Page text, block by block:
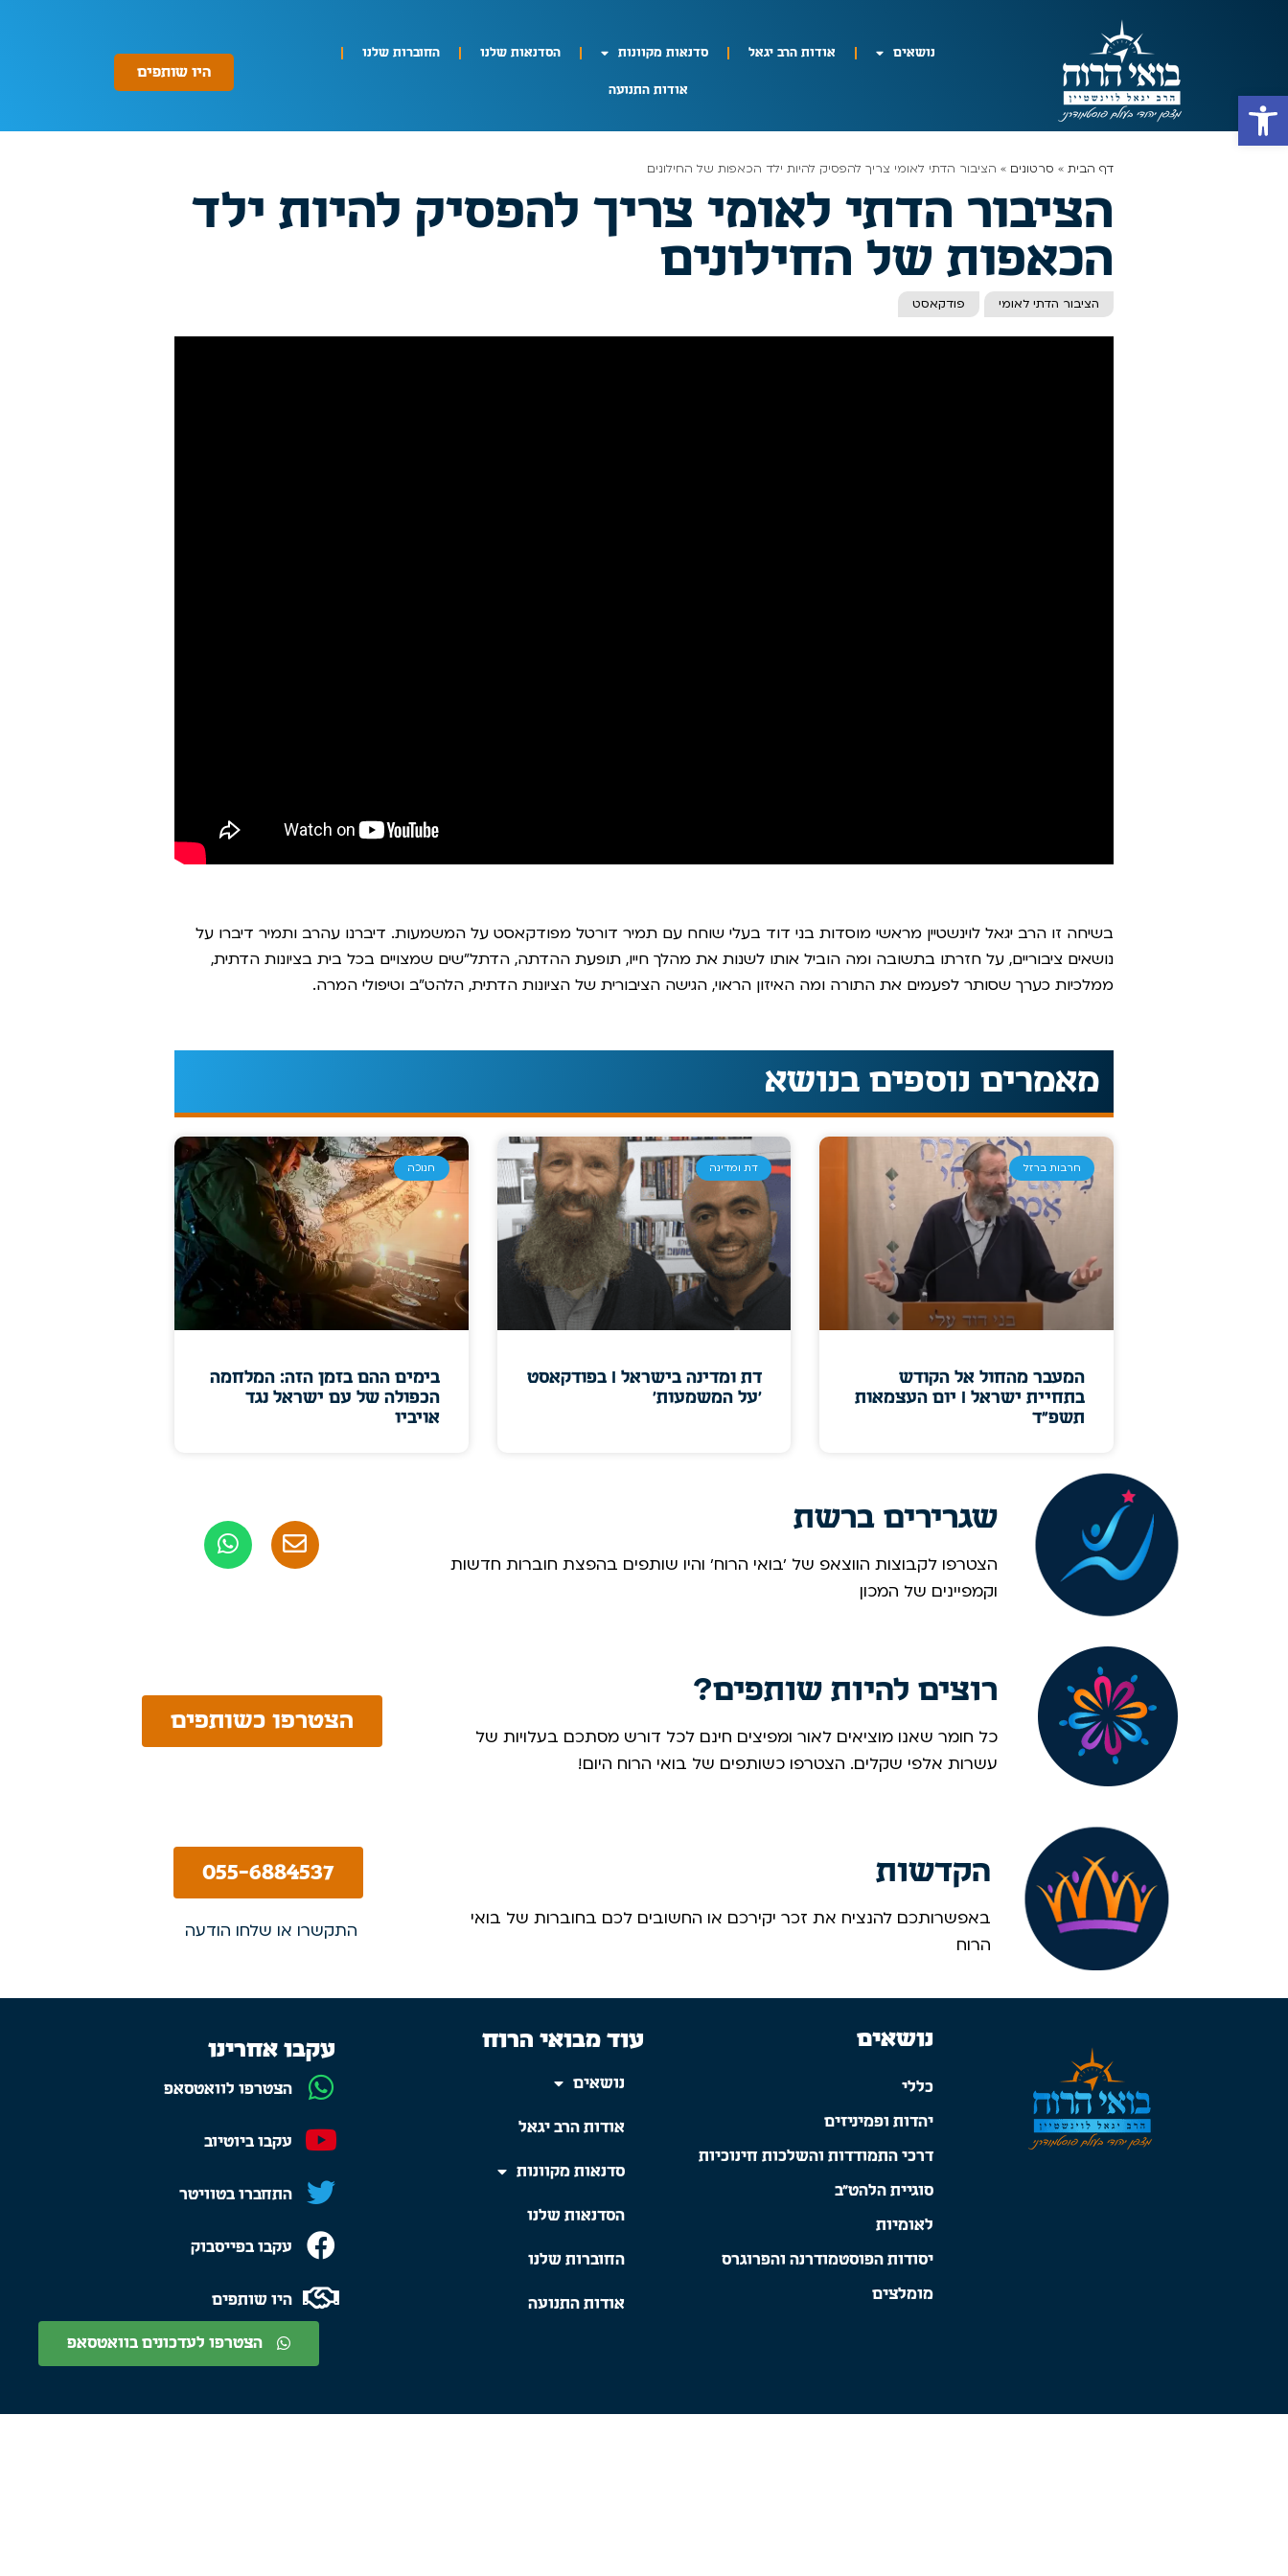
פתח סרגל נגישות
נושאים אודות הרב יגאל סדנאות מקוונות הסדנאות שלנו החוברות שלנו
אודות התנועה
היו שותפים
דף הבית » סרטונים » הציבור הדתי לאומי צריך להפסיק להיות ילד הכאפות של החילונים
הציבור הדתי לאומי צריך להפסיק להיות ילד
הכאפות של החילונים
הציבור הדתי לאומי פודקאסט
בשיחה זו הרב יגאל לוינשטיין מראשי מוסדות בני דוד בעלי שוחח עם תמיר דורטל מפודקאסט על המשמעות. דיברנו עהרב ותמיר דיברו על
נושאים ציבוריים, על חזרתו בתשובה ומה הוביל אותו לשנות את מהלך חייו, תופעת ההדתה, הדתל”שים שמצויים בכל בית בציונות הדתית,
ממלכיות כערך שסותר לפעמים את התורה ומה האיזון הראוי, הגישה הציבורית של הציונות הדתית, הלהט”ב וטיפולי המרה.
מאמרים נוספים בנושא
חרבות ברזל
המעבר מהחול אל הקודש
בתחיית ישראל I יום העצמאות
תשפ"ד
דת ומדינה
דת ומדינה בישראל I בפודקאסט
'על המשמעות'
חנוכה
בימים ההם בזמן הזה: המלחמה
הכפולה של עם ישראל נגד
אויביו
שגרירים ברשת
הצטרפו לקבוצות הווצאפ של 'בואי הרוח' והיו שותפים בהפצת חוברות חדשות
וקמפיינים של המכון
רוצים להיות שותפים?
כל חומר שאנו מוציאים לאור ומפיצים חינם לכל דורש מסתכם בעלויות של
עשרות אלפי שקלים. הצטרפו כשותפים של בואי הרוח היום! ​
הצטרפו כשותפים
הקדשות
באפשרותכם להנציח את זכר יקירכם או החשובים לכם בחוברות של בואי
הרוח
055-6884537
התקשרו או שלחו הודעה
נושאים
כללי
יהדות ופמיניזים
דרכי התמודדות והשלכות חינוכיות
סוגיית הלהט"ב
לאומיות
יסודות הפוסטמודרנה והפרוגרס
מומלצים
עוד מבואי הרוח
נושאים
אודות הרב יגאל
סדנאות מקוונות
הסדנאות שלנו
החוברות שלנו
אודות התנועה
עקבו אחרינו
הצטרפו לוואטסאפ
עקבו ביוטיוב
התחברו בטוויטר
עקבו בפייסבוק
היו שותפים
הצטרפו לעדכונים בוואטסאפ